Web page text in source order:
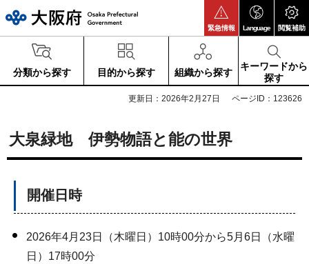
緊急情報 Language 閲覧補助
分類から探す 目的から探す 組織から探す
キーワードから
探す
更新日：2026年2月27日 ページID：123626
大泉緑地 伊勢物語と能の世界
開催日時
2026年4月23日（木曜日）10時00分から5月6日（水曜
日）17時00分